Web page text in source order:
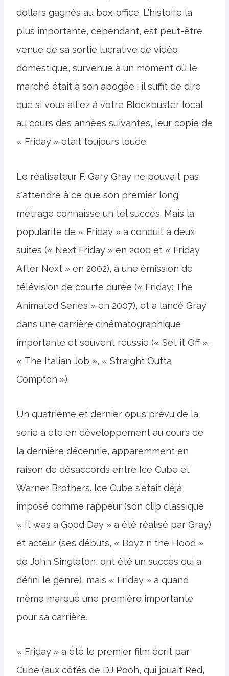
dollars gagnés au box-office. L'histoire la
plus importante, cependant, est peut-être
venue de sa sortie lucrative de vidéo
domestique, survenue à un moment où le
marché était à son apogée ; il suffit de dire
que si vous alliez à votre Blockbuster local
au cours des années suivantes, leur copie de
« Friday » était toujours louée.
Le réalisateur F. Gary Gray ne pouvait pas
s'attendre à ce que son premier long
métrage connaisse un tel succès. Mais la
popularité de « Friday » a conduit à deux
suites (« Next Friday » en 2000 et « Friday
After Next » en 2002), à une émission de
télévision de courte durée (« Friday: The
Animated Series » en 2007), et a lancé Gray
dans une carrière cinématographique
importante et souvent réussie (« Set it Off »,
« The Italian Job », « Straight Outta
Compton »).
Un quatrième et dernier opus prévu de la
série a été en développement au cours de
la dernière décennie, apparemment en
raison de désaccords entre Ice Cube et
Warner Brothers. Ice Cube s'était déjà
imposé comme rappeur (son clip classique
« It was a Good Day » a été réalisé par Gray)
et acteur (ses débuts, « Boyz n the Hood »
de John Singleton, ont été un succès qui a
défini le genre), mais « Friday » a quand
même marqué une première importante
pour sa carrière.
« Friday » a été le premier film écrit par
Cube (aux côtés de DJ Pooh, qui jouait Red,